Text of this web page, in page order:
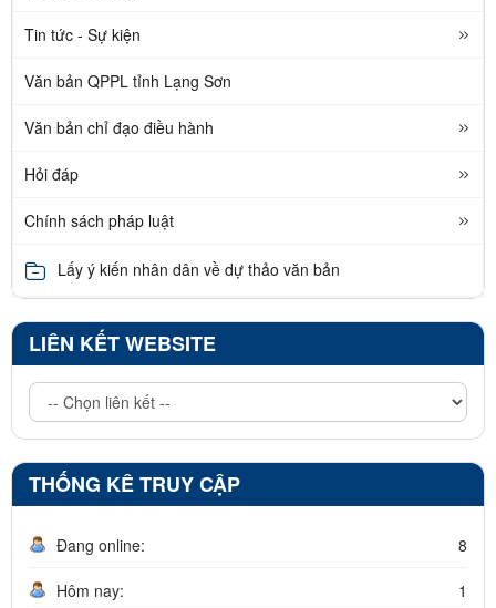
Tin tức - Sự kiện
Văn bản QPPL tỉnh Lạng Sơn
Văn bản chỉ đạo điều hành
Hỏi đáp
Chính sách pháp luật
Lấy ý kiến nhân dân về dự thảo văn bản
LIÊN KẾT WEBSITE
THỐNG KÊ TRUY CẬP
Đang online: 8
Hôm nay: 1